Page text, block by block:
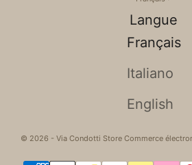
Langue
Français
Italiano
English
© 2026 - Via Condotti Store Commerce